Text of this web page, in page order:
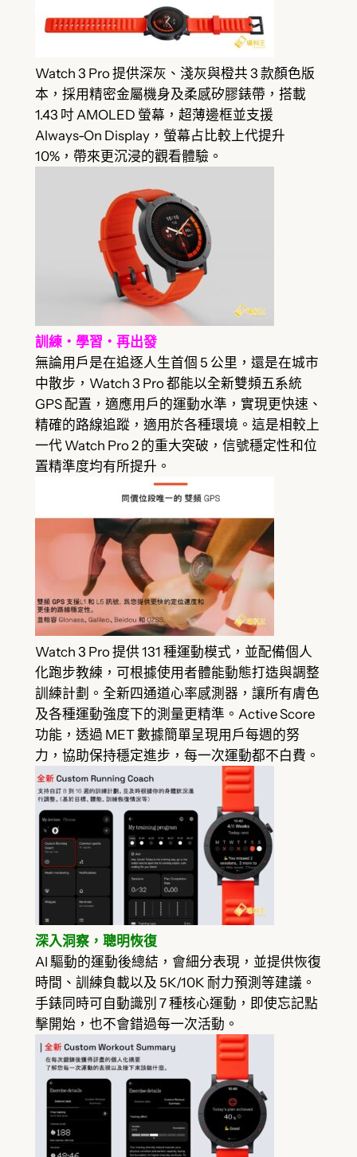
Watch 3 Pro 提供深灰、淺灰與橙共 3 款顏色版
本，採用精密金屬機身及柔感矽膠錶帶，搭載
1.43 吋 AMOLED 螢幕，超薄邊框並支援
Always-On Display，螢幕占比較上代提升
10%，帶來更沉浸的觀看體驗。
訓練・學習・再出發
無論用戶是在追逐人生首個 5 公里，還是在城市
中散步，Watch 3 Pro 都能以全新雙頻五系統
GPS 配置，適應用戶的運動水準，實現更快速、
精確的路線追蹤，適用於各種環境。這是相較上
一代 Watch Pro 2 的重大突破，信號穩定性和位
置精準度均有所提升。
Watch 3 Pro 提供 131 種運動模式，並配備個人
化跑步教練，可根據使用者體能動態打造與調整
訓練計劃。全新四通道心率感測器，讓所有膚色
及各種運動強度下的測量更精準。Active Score
功能，透過 MET 數據簡單呈現用戶每週的努
力，協助保持穩定進步，每一次運動都不白費。
深入洞察，聰明恢復
AI 驅動的運動後總結，會細分表現，並提供恢復
時間、訓練負載以及 5K/10K 耐力預測等建議。
手錶同時可自動識別 7 種核心運動，即使忘記點
擊開始，也不會錯過每一次活動。